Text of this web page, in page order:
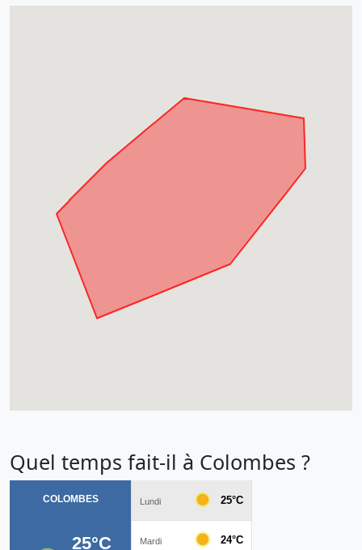
Quel temps fait-il à Colombes ?